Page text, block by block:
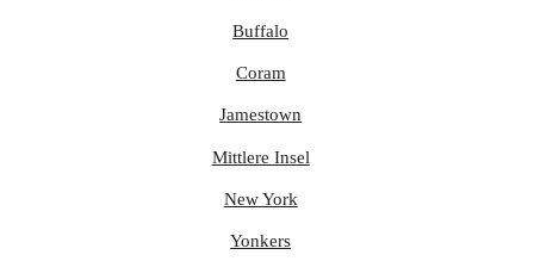
Buffalo
Coram
Jamestown
Mittlere Insel
New York
Yonkers